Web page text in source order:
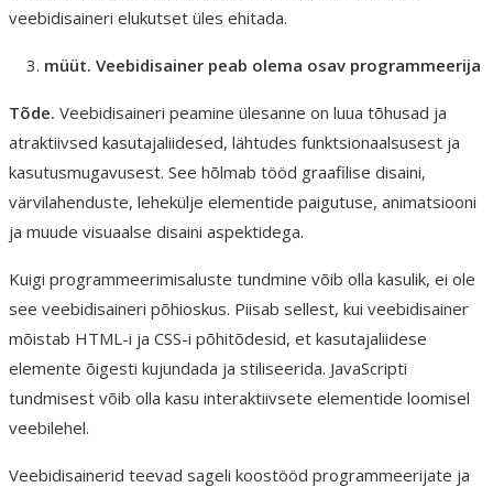
veebidisaineri elukutset üles ehitada.
müüt. Veebidisainer peab olema osav programmeerija
Tõde. Veebidisaineri peamine ülesanne on luua tõhusad ja
atraktiivsed kasutajaliidesed, lähtudes funktsionaalsusest ja
kasutusmugavusest. See hõlmab tööd graafilise disaini,
värvilahenduste, lehekülje elementide paigutuse, animatsiooni
ja muude visuaalse disaini aspektidega.
Kuigi programmeerimisaluste tundmine võib olla kasulik, ei ole
see veebidisaineri põhioskus. Piisab sellest, kui veebidisainer
mõistab HTML-i ja CSS-i põhitõdesid, et kasutajaliidese
elemente õigesti kujundada ja stiliseerida. JavaScripti
tundmisest võib olla kasu interaktiivsete elementide loomisel
veebilehel.
Veebidisainerid teevad sageli koostööd programmeerijate ja